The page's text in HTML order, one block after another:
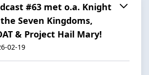
#63 met o.a. Knight
Seven Kingdoms,
& Project Hail Mary!
02-19